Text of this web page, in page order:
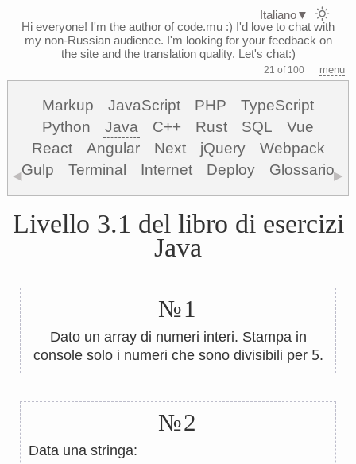
Hi everyone! I'm the author of code.mu :) I'd love to chat with
my non-Russian audience. I'm looking for your feedback on
the site and the translation quality. Let's chat:)
21 of 100 menu
Markup JavaScript PHP
TypeScript
Python
Java C++ Rust SQL
Vue
React
Angular Next jQuery
Webpack
Gulp
Terminal Internet Deploy Glossario
◀ ▶
Livello 3.1 del libro di esercizi
Java
№1
Dato un array di numeri interi. Stampa in
console solo i numeri che sono divisibili per 5.
№2
Data una stringa:
Italiano▼